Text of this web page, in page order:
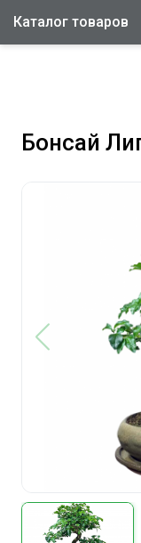
Каталог товаров
Бонсай